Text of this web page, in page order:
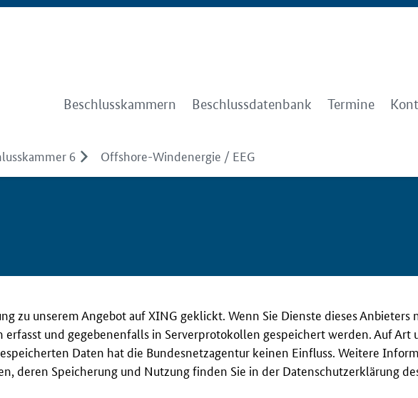
Beschlusskammern Beschlussdatenbank Termine
6 Offshore-Windenergie / EEG
zu unserem Angebot auf XING geklickt. Wenn Sie Dienste dieses Anbieters
erfasst und gegebenenfalls in Serverprotokollen gespeichert werden. Auf Art
Daten hat die Bundesnetzagentur keinen Einfluss. Weitere
deren Speicherung und Nutzung finden Sie in der Datenschutzerklärung